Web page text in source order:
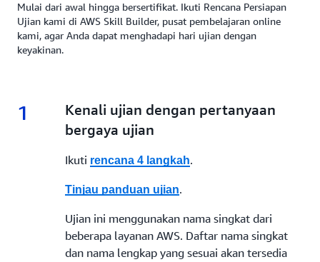
Mulai dari awal hingga bersertifikat. Ikuti Rencana Persiapan
Ujian kami di AWS Skill Builder, pusat pembelajaran online
kami, agar Anda dapat menghadapi hari ujian dengan
keyakinan.
1 1.
Kenali ujian dengan pertanyaan
bergaya ujian
Ikuti rencana 4 langkah.
Tinjau panduan ujian.
Ujian ini menggunakan nama singkat dari
beberapa layanan AWS. Daftar nama singkat
dan nama lengkap yang sesuai akan tersedia